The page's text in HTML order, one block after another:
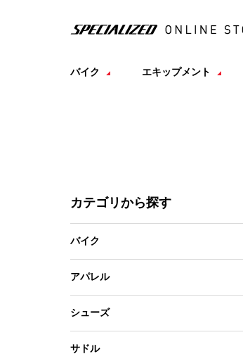
バイク エキップメント
カテゴリから探す
バイク
アパレル
シューズ
サドル